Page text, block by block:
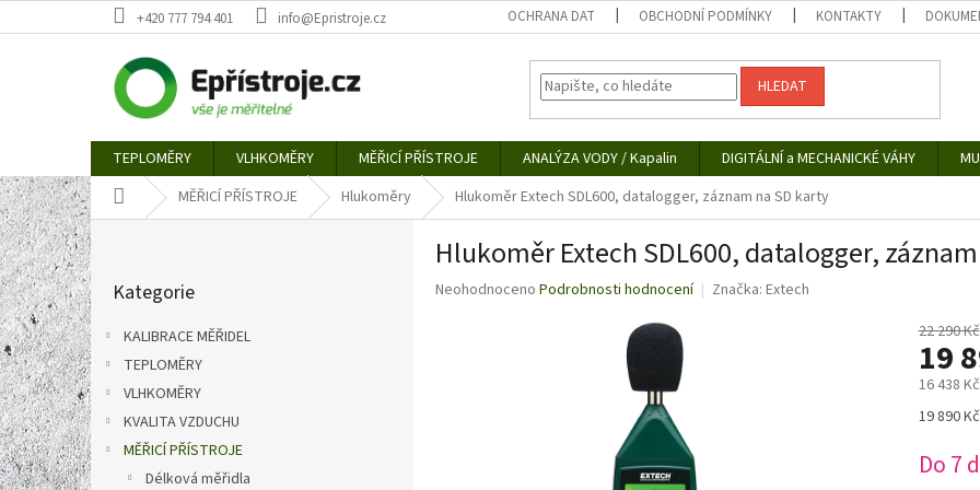
na
+420 777 794 401 info@Epristroje.cz OCHRANA DAT OBCHODNÍ PODMÍNKY KONTAKTY
HLEDAT
TEPLOMĚRY VLHKOMĚRY MĚŘICÍ PŘÍSTROJE ANALÝZA VODY / Kapalin DIGITÁLNÍ a MECHANICKÉ VÁHY
Domů MĚŘICÍ PŘÍSTROJE Hlukoměry Hlukoměr Extech SDL600, datalogger, záznam na SD karty
P
o
s
t
r
a
n
n
í
p
a
kategorie
Kategorie
KALIBRACE MĚŘIDEL
TEPLOMĚRY
VLHKOMĚRY
KVALITA VZDUCHU
MĚŘICÍ PŘÍSTROJE
Délková měřidla
Hlukoměr Extech SDL600, datalogger,
Průměrné
Neohodnoceno Podrobnosti hodnocení Značka: Extech
22 290 Kč
19
16 438
Měrná
19 890
Do 7